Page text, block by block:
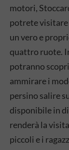
motori,
potrete
un vero e
quattro ruote.
potranno
ammirare i
persino salire
disponibile in
renderà la
piccoli e i